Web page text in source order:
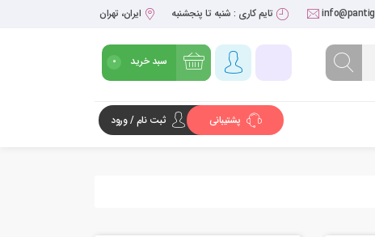
تایم کاری : شنبه تا پنجشنبه ایران، تهران
سبد خرید 0
پشتیبانی ثبت نام / ورود